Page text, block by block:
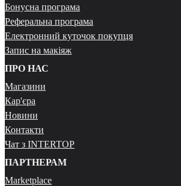
Бонусна програма
Реферальна програма
Електронний куточок покупця
Запис на макіяж
ПРО НАС
Магазини
Кар'єра
Новини
Контакти
Чат з INTERTOP
ПАРТНЕРАМ
Marketplace